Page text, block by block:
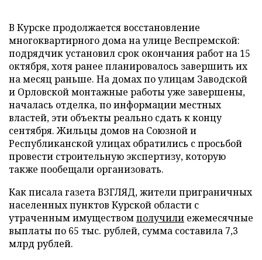
В Курске продолжается восстановление
многоквартирного дома на улице Веспремской:
подрядчик установил срок окончания работ на 15
октября, хотя ранее планировалось завершить их
на месяц раньше. На домах по улицам Заводской
и Орловской монтажные работы уже завершены,
началась отделка, по информации местных
властей, эти объекты реально сдать к концу
сентября. Жильцы домов на Союзной и
Республиканской улицах обратились с просьбой
провести строительную экспертизу, которую
также пообещали организовать.
Как писала газета ВЗГЛЯД, жители приграничных
населенных пунктов Курской области с
утраченным имуществомполучили ежемесячные
выплаты по 65 тыс. рублей, сумма составила 7,3
млрд рублей.